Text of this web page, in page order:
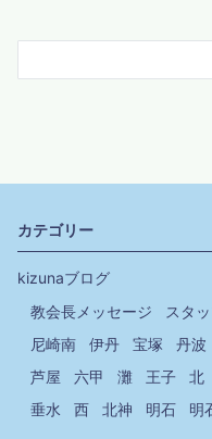
カテゴリー
kizunaブログ
教会長メッセージ
スタ
尼崎南
伊丹 宝塚 丹波
芦屋
六甲 灘 王子 北
垂水
西 北神 明石 明